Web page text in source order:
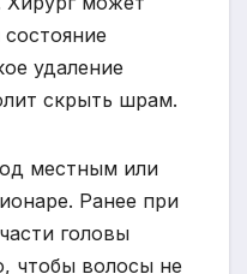
удаление
скрыть шрам.
местным или
Ранее при
головы
чтобы волосы не